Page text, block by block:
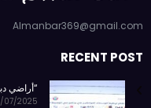
Almanbar369@gmail.com
RECENT POST
“أراضي
07/2025